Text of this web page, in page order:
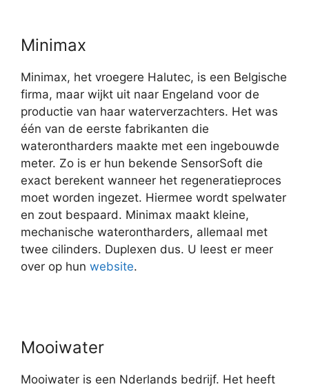
Minimax
Minimax, het vroegere Halutec, is een Belgische
firma, maar wijkt uit naar Engeland voor de
productie van haar waterverzachters. Het was
één van de eerste fabrikanten die
waterontharders maakte met een ingebouwde
meter. Zo is er hun bekende SensorSoft die
exact berekent wanneer het regeneratieproces
moet worden ingezet. Hiermee wordt spelwater
en zout bespaard. Minimax maakt kleine,
mechanische waterontharders, allemaal met
twee cilinders. Duplexen dus. U leest er meer
over op hun website.
Mooiwater
Mooiwater is een Nderlands bedrijf. Het heeft